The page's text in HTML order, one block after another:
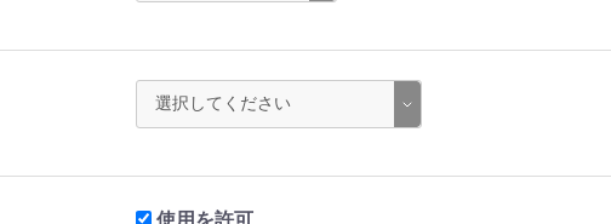
使用を許可